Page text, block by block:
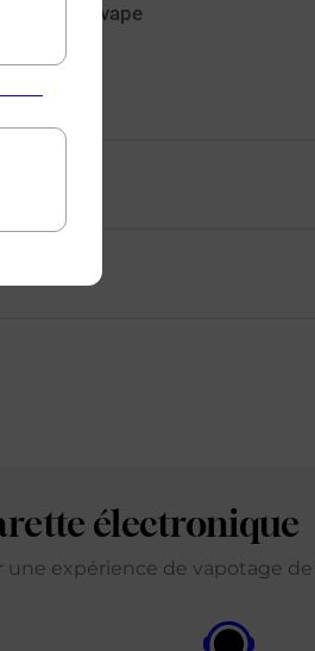
Supervape
électronique
expérience de vapotage